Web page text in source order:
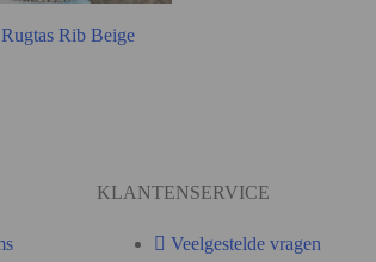
Rib Beige
KLANTENSERVICE
Veelgestelde vragen